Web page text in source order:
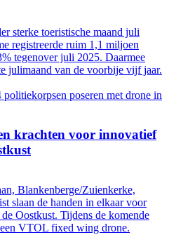
sterke toeristische maand juli
registreerde ruim 1,1 miljoen
tegenover juli 2025. Daarmee
julimaand van de voorbije vijf jaar.
krachten voor innovatief
Blankenberge/Zuienkerke,
slaan de handen in elkaar voor
Oostkust. Tijdens de komende
VTOL fixed wing drone.